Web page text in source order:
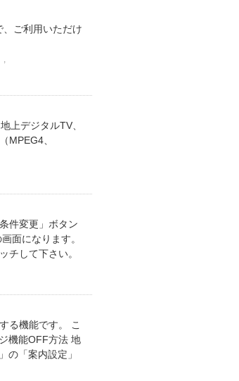
ご利用いただけ
,
上デジタルTV、
MPEG4、
件変更」ボタン
面になります。
チして下さい。
る機能です。 こ
機能OFF方法 地
の「案内設定」